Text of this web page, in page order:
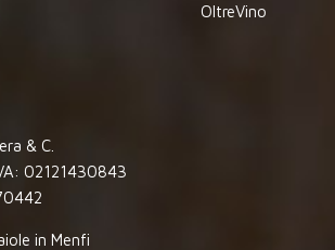
OltreVino
& C.
02121430843
in Menfi